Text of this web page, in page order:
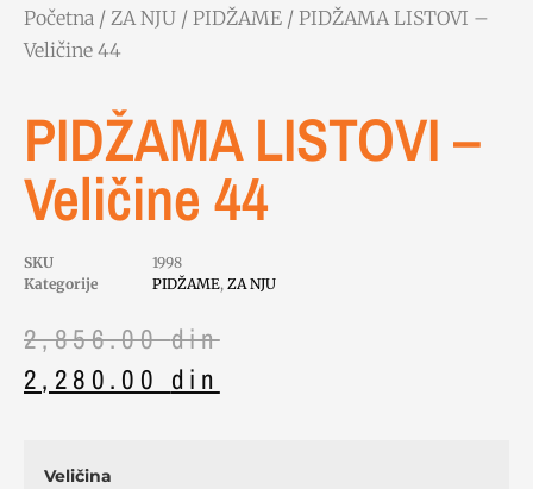
Početna / ZA NJU / PIDŽAME / PIDŽAMA LISTOVI –
Veličine 44
PIDŽAMA LISTOVI –
Veličine 44
SKU
1998
Kategorije
PIDŽAME, ZA NJU
2,856.00din
2,280.00 din
Veličina